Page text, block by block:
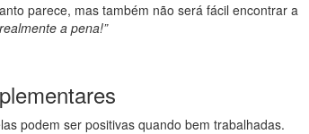
parece, mas também não será fácil encontrar a
a pena!”
podem ser positivas quando bem trabalhadas.